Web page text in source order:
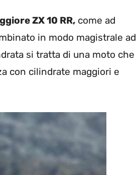
ZX 10 RR, come ad
in modo magistrale ad
si tratta di una moto che
con cilindrate maggiori e